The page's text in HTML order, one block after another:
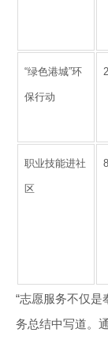
“绿色港城”环
保行动
职业技能进社
区
“志愿服务不仅是
务总结中写道。